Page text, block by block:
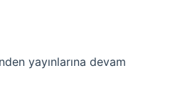
yayınlarına devam